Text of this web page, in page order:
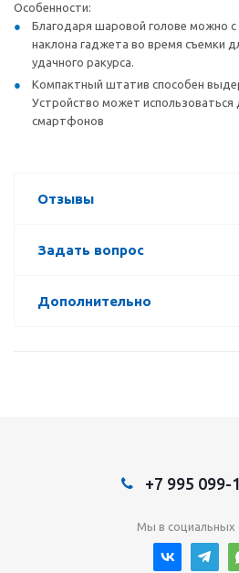
Особенности:
Благодаря шаровой голове можно с
наклона гаджета во время съемки
удачного ракурса.
Компактный штатив способен
Устройство может использоваться
смартфонов
Отзывы
Задать вопрос
Дополнительно
+7 995 099-
Мы в социальных